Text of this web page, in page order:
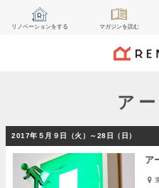
リノベーションをする マガジンを読む
アー
2017年５月９日（火）～28日（日）
ア